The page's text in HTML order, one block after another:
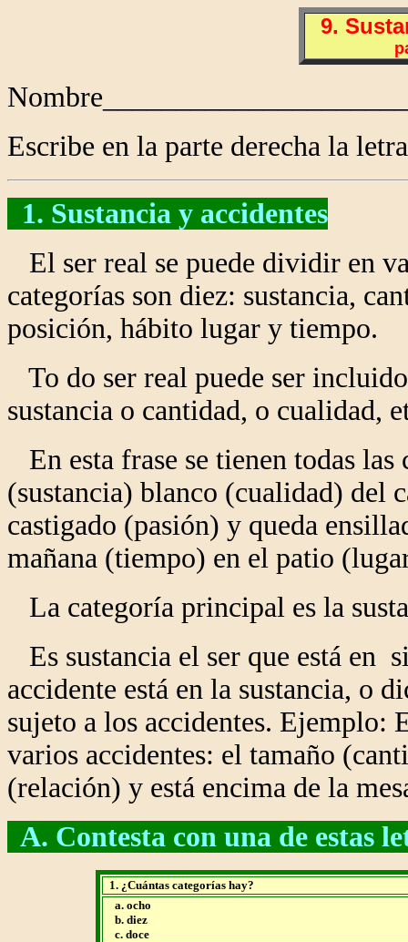
9.
Escribe en la parte derecha la
1. Sustancia y accidentes
El ser real se puede dividir en
categorías son diez: sustancia,
posición, hábito lugar y tiempo.
To do ser real puede ser
sustancia o cantidad, o cualidad,
En esta frase se tienen todas
(sustancia) blanco (cualidad) del
castigado (pasión) y queda
mañana (tiempo) en el patio
La categoría principal es la
Es sustancia el ser que está en
accidente está en la sustancia, o
sujeto a los accidentes. Ejemplo:
varios accidentes: el tamaño
(relación) y está encima de la
A. Contesta con una de estas
1. ¿Cuántas categorías hay?
a. ocho
b. diez
c. doce